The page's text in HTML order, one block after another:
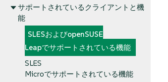
サポートされているクライアントと機
能
SLESおよびopenSUSE
Leapでサポートされている機能
SLES
Microでサポートされている機能